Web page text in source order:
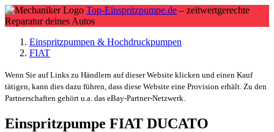
Top-Einspritzpumpe.de – zeitwertgerechte
Reparatur deines Autos
Einspritzpumpen & Hochdruckpumpen
FIAT
Wenn Sie auf Links zu Händlern auf dieser Website klicken und einen Kauf
tätigen, kann dies dazu führen, dass diese Website eine Provision erhält. Zu den
Partnerschaften gehört u.a. das eBay-Partner-Netzwerk.
Einspritzpumpe FIAT DUCATO